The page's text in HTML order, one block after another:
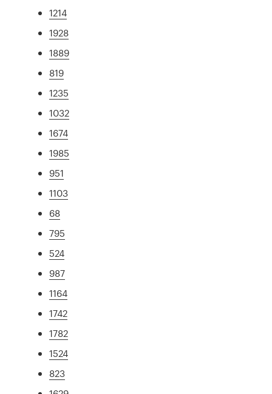
1214
1928
1889
819
1235
1032
1674
1985
951
1103
68
795
524
987
1164
1742
1782
1524
823